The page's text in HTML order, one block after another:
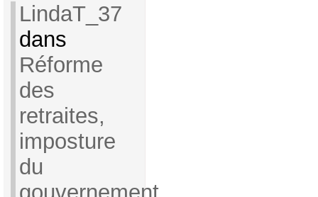
LindaT_37
dans
Réforme
des
retraites,
imposture
du